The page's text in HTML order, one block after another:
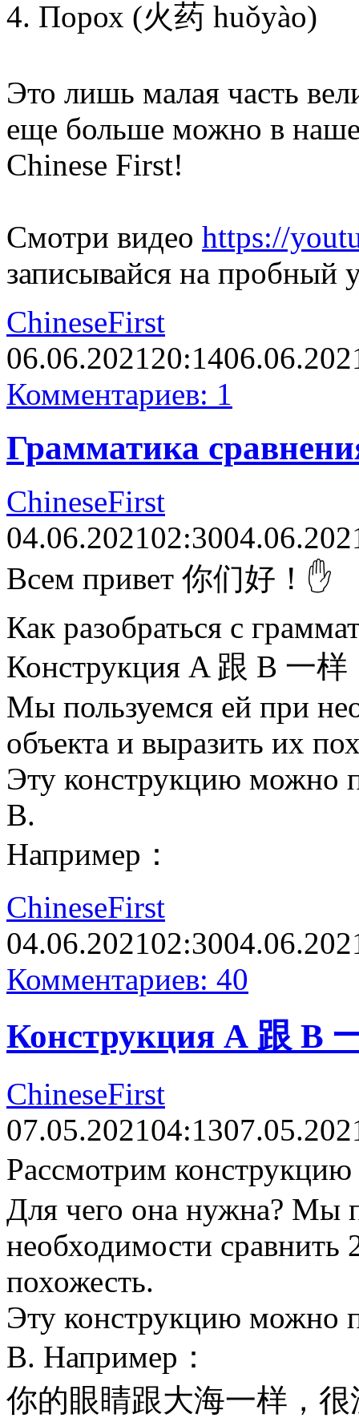
4. Порох (火药 huǒyào)
Это лишь малая часть
еще больше можно в
Chinese First!
Смотри видео https://
записывайся на пробный
ChineseFirst
06.06.202120:14
Комментариев: 1
Грамматика
ChineseFirst
04.06.202102:30
Всем привет 你们好！✋
Как разобраться с
Конструкция A 跟 B 一样
Мы пользуемся ей при
объекта и выразить их
Эту конструкцию можно
В.
Например：
ChineseFirst
04.06.202102:30
Комментариев: 40
Конструкция А 跟 B
ChineseFirst
07.05.202104:13
Рассмотрим
Для чего она нужна? Мы
необходимости сравнить
похожесть.
Эту конструкцию можно
В. Например：
你的眼睛跟大海一样，很